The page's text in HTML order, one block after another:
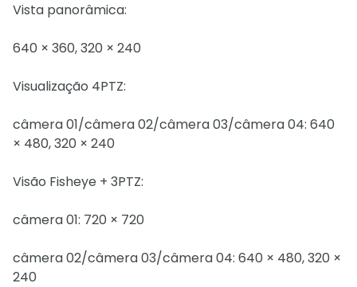
Vista panorâmica:
640 × 360, 320 × 240
Visualização 4PTZ:
câmera 01/câmera 02/câmera 03/câmera 04: 640
× 480, 320 × 240
Visão Fisheye + 3PTZ:
câmera 01: 720 × 720
câmera 02/câmera 03/câmera 04: 640 × 480, 320 ×
240